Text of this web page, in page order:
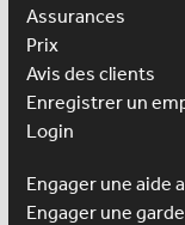
Assurances
Prix
Avis des clients
Enregistrer un
Login
Engager une aide
Engager une